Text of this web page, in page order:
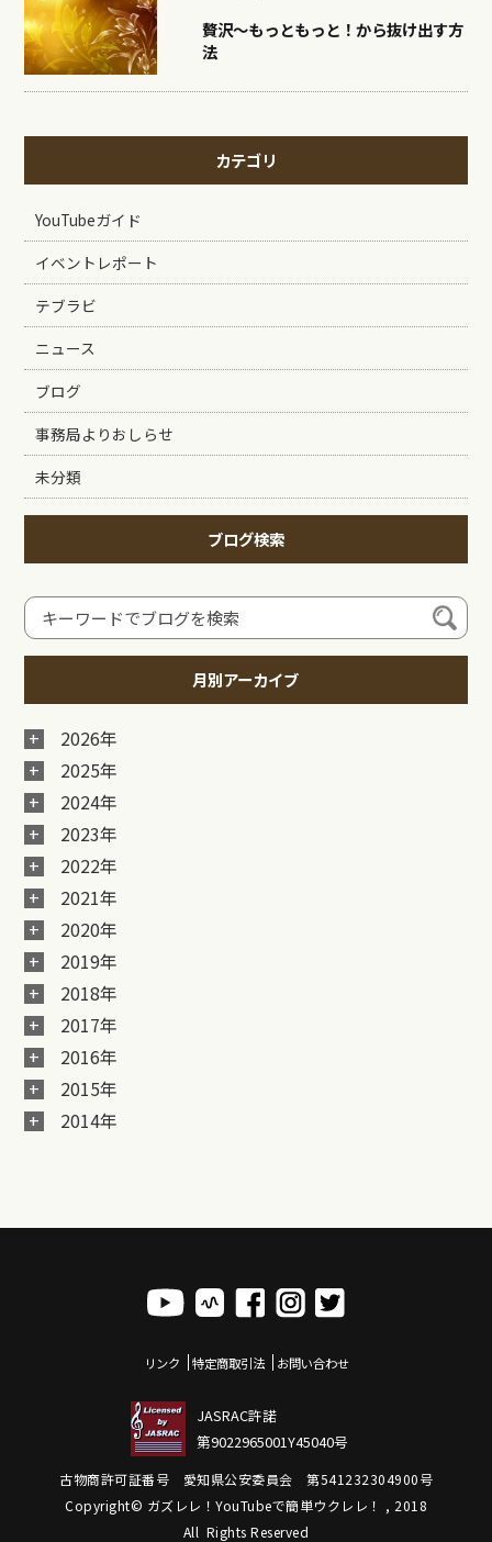
贅沢〜もっともっと！から抜け出す方
法
カテゴリ
YouTubeガイド
イベントレポート
テブラビ
ニュース
ブログ
事務局よりおしらせ
未分類
ブログ検索
月別アーカイブ
2026年
2025年
2024年
2023年
2022年
2021年
2020年
2019年
2018年
2017年
2016年
2015年
2014年
リンク 特定商取引法 お問い合わせ
JASRAC許諾
第9022965001Y45040号
古物商許可証番号 愛知県公安委員会 第541232304900号
Copyright© ガズレレ！YouTubeで簡単ウクレレ！ , 2018
All Rights Reserved